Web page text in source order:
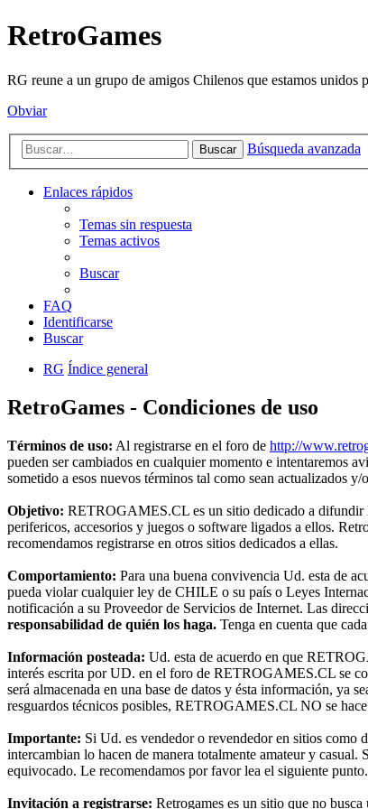
RetroGames
RG reune a un grupo de amigos Chilenos que estamos
Obviar
Buscar Búsqueda avanzada
Enlaces rápidos
Temas sin respuesta
Temas activos
Buscar
FAQ
Identificarse
Buscar
RG Índice general
RetroGames - Condiciones de uso
Términos de uso: Al registrarse en el foro de http://
pueden ser cambiados en cualquier momento e intentaremos
sometido a esos nuevos términos tal como sean actualizados y/
Objetivo: RETROGAMES.CL es un sitio dedicado a difundir
perifericos, accesorios y juegos o software ligados a ellos.
recomendamos registrarse en otros sitios dedicados a ellas.
Comportamiento: Para una buena convivencia Ud. esta de
pueda violar cualquier ley de CHILE o su país o Leyes
notificación a su Proveedor de Servicios de Internet. Las
responsabilidad de quién los haga. Tenga en cuenta que
Información posteada: Ud. esta de acuerdo en que
interés escrita por UD. en el foro de RETROGAMES.CL se
será almacenada en una base de datos y ésta información, ya
resguardos técnicos posibles, RETROGAMES.CL NO se
Importante: Si Ud. es vendedor o revendedor en sitios como
intercambian lo hacen de manera totalmente amateur y casual.
equivocado. Le recomendamos por favor lea el siguiente punto.
Invitación a registrarse: Retrogames es un sitio que no